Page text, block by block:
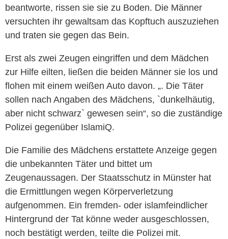
beantworte, rissen sie sie zu Boden. Die Männer
versuchten ihr gewaltsam das Kopftuch auszuziehen
und traten sie gegen das Bein.
Erst als zwei Zeugen eingriffen und dem Mädchen
zur Hilfe eilten, ließen die beiden Männer sie los und
flohen mit einem weißen Auto davon. „. Die Täter
sollen nach Angaben des Mädchens, `dunkelhäutig,
aber nicht schwarz` gewesen sein“, so die zuständige
Polizei gegenüber IslamiQ.
Die Familie des Mädchens erstattete Anzeige gegen
die unbekannten Täter und bittet um
Zeugenaussagen. Der Staatsschutz in Münster hat
die Ermittlungen wegen Körperverletzung
aufgenommen. Ein fremden- oder islamfeindlicher
Hintergrund der Tat könne weder ausgeschlossen,
noch bestätigt werden, teilte die Polizei mit.